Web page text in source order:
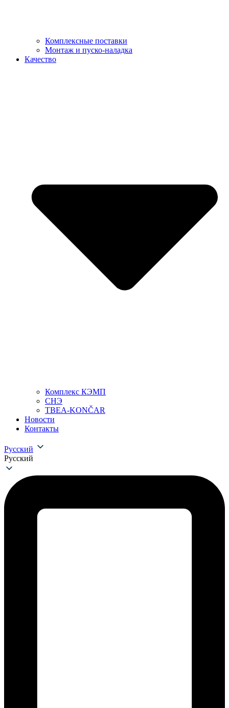
Комплексные поставки
Монтаж и пуско-наладка
Качество
Комплекс КЭМП
СНЭ
TBEA-KONČAR
Новости
Контакты
Русский
Русский